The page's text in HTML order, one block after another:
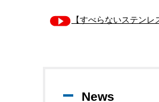
【すべらないステンレ
News